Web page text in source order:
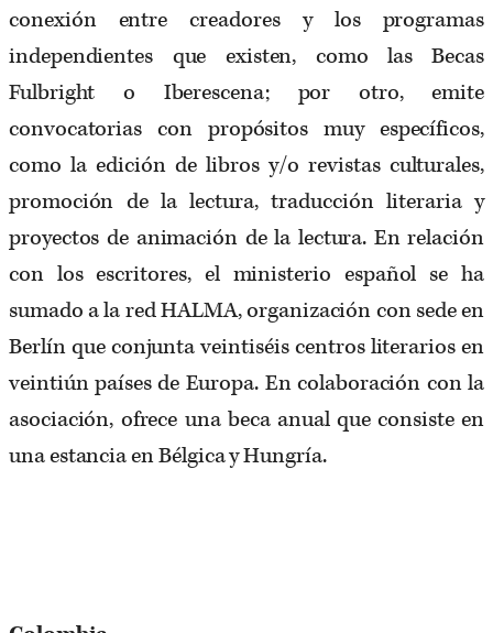
conexión entre creadores y los programas
independientes que existen, como las Becas
Fulbright o Iberescena; por otro, emite
convocatorias con propósitos muy específicos,
como la edición de libros y/o revistas culturales,
promoción de la lectura, traducción literaria y
proyectos de animación de la lectura. En relación
con los escritores, el ministerio español se ha
sumado a la red HALMA, organización con sede en
Berlín que conjunta veintiséis centros literarios en
veintiún países de Europa. En colaboración con la
asociación, ofrece una beca anual que consiste en
una estancia en Bélgica y Hungría.